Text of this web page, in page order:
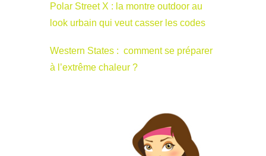
Polar Street X : la montre outdoor au
look urbain qui veut casser les codes
Western States : comment se préparer
à l’extrême chaleur ?